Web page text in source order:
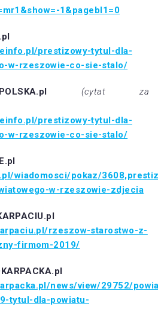
1&pagebl1=0
prestizowy-tytul-dla-
w-rzeszowie-co-sie-stalo/
(cytat za
prestizowy-tytul-dla-
w-rzeszowie-co-sie-stalo/
wiadomosci/pokaz/
w-rzeszowie-zdjecia
rzeszow-starostwo-z-
firmom-2019/
news/view/29752/
tytul-dla-powiatu-